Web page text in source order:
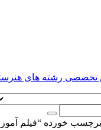
خورده “فیلم